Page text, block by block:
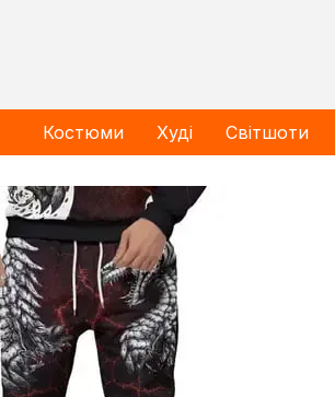
Костюми Худі Світшоти